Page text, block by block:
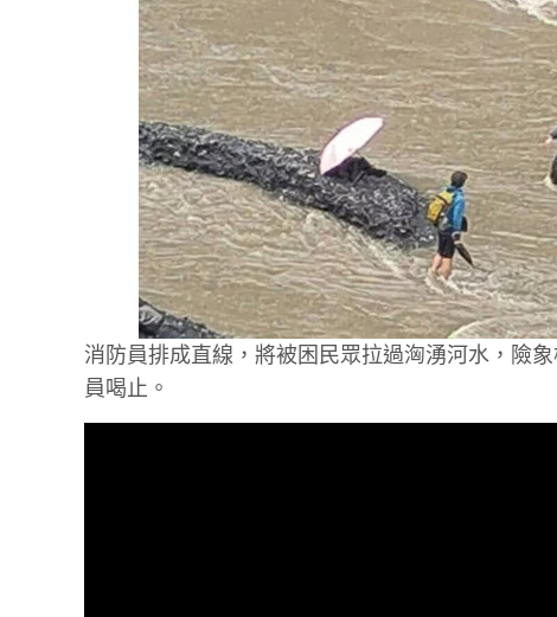
消防員排成直線，將被困民眾拉過洶湧河水，險
員喝止。